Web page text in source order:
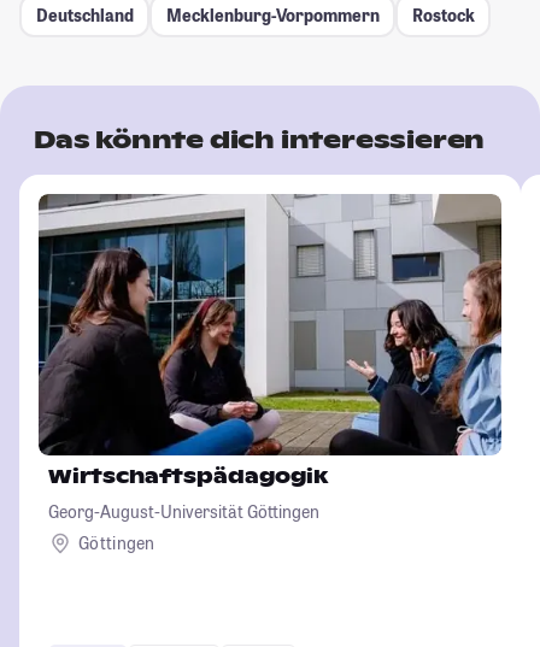
Deutschland
Mecklenburg-Vorpommern Rostock
Das könnte dich interessieren
Wirtschaftspädagogik
Georg-August-Universität Göttingen
Göttingen